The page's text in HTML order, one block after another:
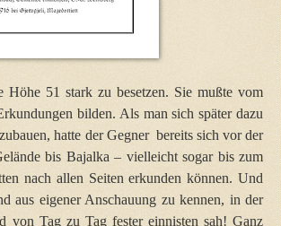
51 stark zu besetzen. Sie mußte vom
bilden. Als man sich später dazu
hatte der Gegner bereits sich vor der
bis Bajalka – vielleicht sogar bis zum
nach allen Seiten erkunden können. Und
aus eigener Anschauung zu kennen, in der
von Tag zu Tag fester einnisten sah! Ganz